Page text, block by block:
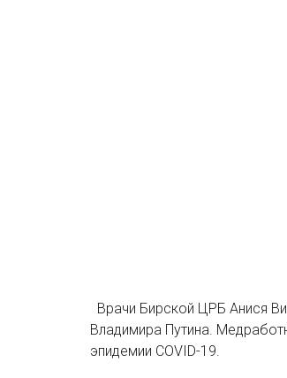
Врачи Бирской ЦРБ Анися
Владимира Путина.
эпидемии COVID-19.